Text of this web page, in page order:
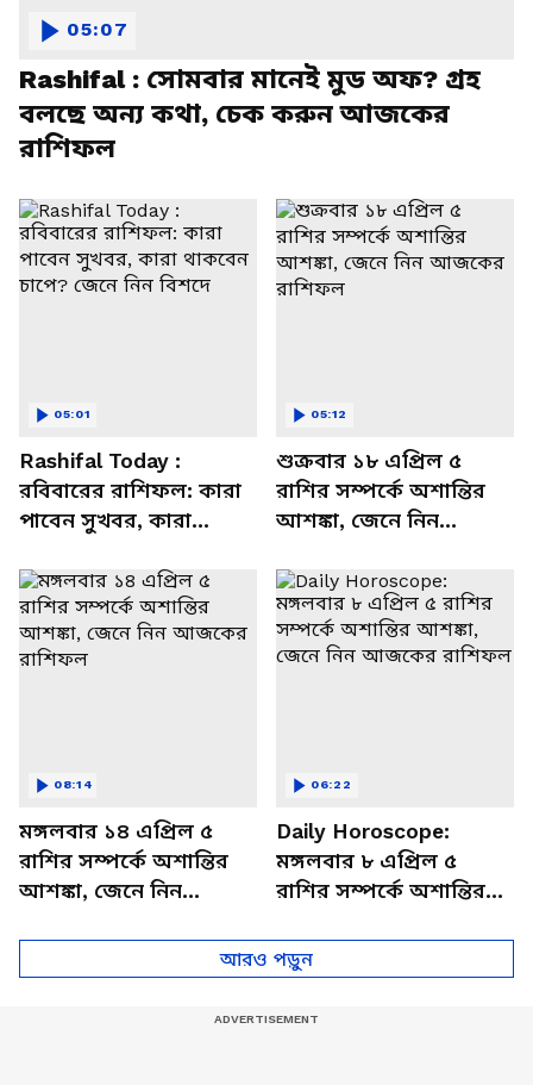
Rashifal : সোমবার মানেই মুড অফ? গ্রহ
বলছে অন্য কথা, চেক করুন আজকের
রাশিফল
05:07
Rashifal Today :
রবিবারের রাশিফল: কারা
পাবেন সুখবর, কারা
বিশদে
05:01
শুক্রবার ১৮ এপ্রিল ৫
রাশির সম্পর্কে অশান্তির
আশঙ্কা, জেনে নিন
05:12
মঙ্গলবার ১৪ এপ্রিল ৫
রাশির সম্পর্কে অশান্তির
আশঙ্কা, জেনে নিন
08:14
Daily Horoscope:
মঙ্গলবার ৮ এপ্রিল ৫
রাশির সম্পর্কে অশান্তির
আজকের রাশিফল
06:22
আরও পড়ুন